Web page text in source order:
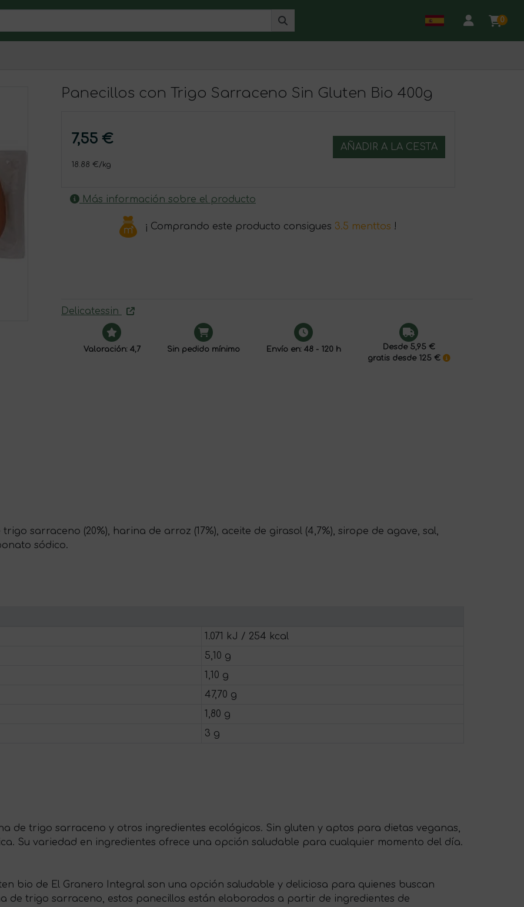
0
Panecillos con Trigo Sarraceno Sin Gluten Bio 400g
7,55 €
18.88 €/kg
AÑADIR A LA CESTA
Más información sobre el producto
¡ Comprando este producto consigues 3.5 menttos !
Delicatessin
Valoración: 4,7 Sin pedido mínimo Envío en: 48 - 120 h
Desde 5,95 €
gratis desde 125 €
sarraceno (20%), harina de arroz (17%), aceite de girasol (4,7%), sirope de agave, sal,
sódico.
1.071 kJ / 254 kcal
5,10 g
1,10 g
47,70 g
1,80 g
3 g
de trigo sarraceno y otros ingredientes ecológicos. Sin gluten y aptos para dietas veganas,
Su variedad en ingredientes ofrece una opción saludable para cualquier momento del día.
bio de El Granero Integral son una opción saludable y deliciosa para quienes buscan
de trigo sarraceno, estos panecillos están elaborados a partir de ingredientes de